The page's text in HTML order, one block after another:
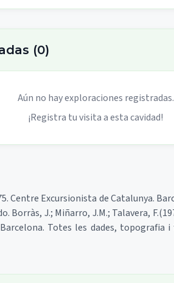
(0)
Aún no hay exploraciones registradas.
¡Registra tu visita a esta cavidad!
Centre Excursionista de Catalunya.
Borràs, J.; Miñarro, J.M.; Talavera,
Totes les dades,